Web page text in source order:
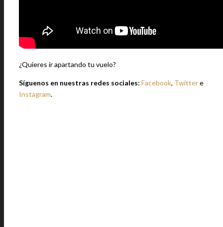
¿Quieres ir apartando tu vuelo?
Síguenos en nuestras redes sociales: Facebook, Twittere
Instagram.